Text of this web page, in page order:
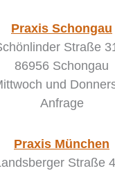
Praxis Schongau
Straße
86956 Schongau
und
Anfrage
Praxis München
Straße